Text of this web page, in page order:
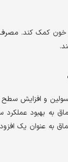
خون کمک کند. مصرف
و افزایش
بهبود عملکرد
به عنوان یک